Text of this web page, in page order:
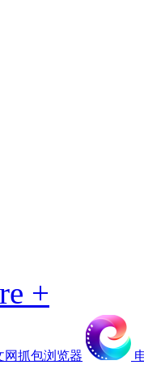
+
网抓包浏览器